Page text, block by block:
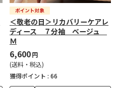
＜敬老の日＞リカバリーケアレ
ディース ７分袖 ベージュ
Ｍ
6,600円
(送料・税込)
獲得ポイント : 66